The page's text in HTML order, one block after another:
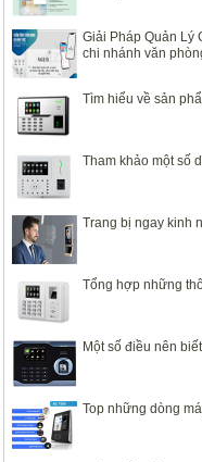
Giải Pháp Quản Lý
chi nhánh văn
Tìm hiểu về sản
Tham khảo một số
Trang bị ngay kinh
Tổng hợp những
Một số điều nên
Top những dòng